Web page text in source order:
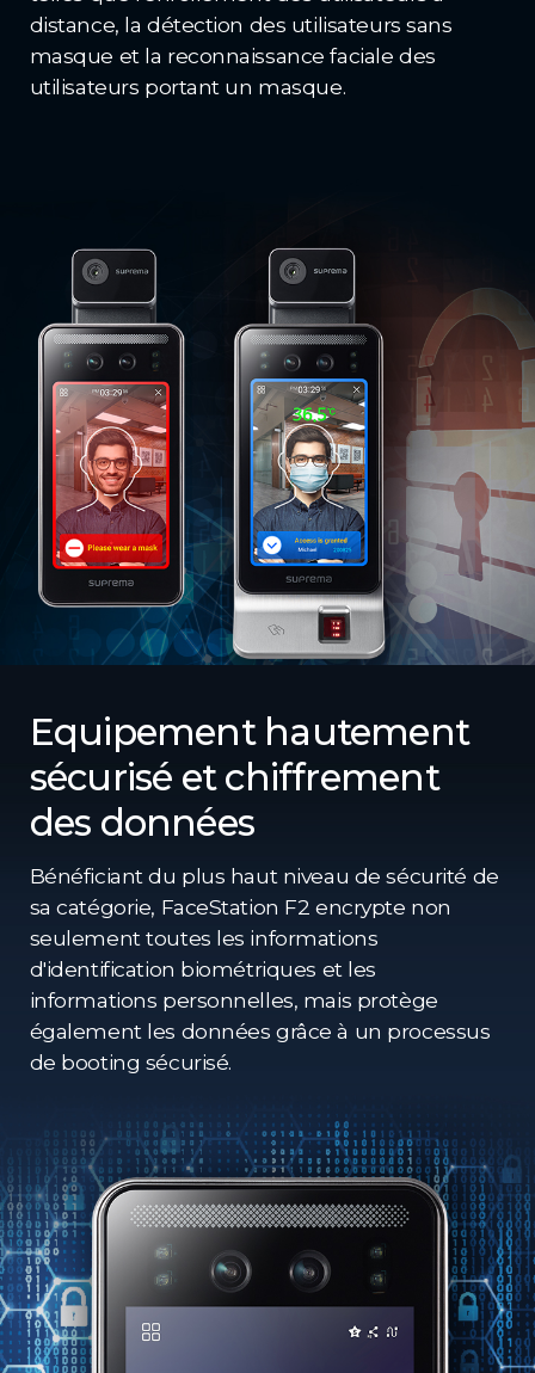
distance, la détection des utilisateurs sans
masque et la reconnaissance faciale des
utilisateurs portant un masque.
Equipement hautement
sécurisé et chiffrement
des données
Bénéficiant du plus haut niveau de sécurité de
sa catégorie, FaceStation F2 encrypte non
seulement toutes les informations
d'identification biométriques et les
informations personnelles, mais protège
également les données grâce à un processus
de booting sécurisé.